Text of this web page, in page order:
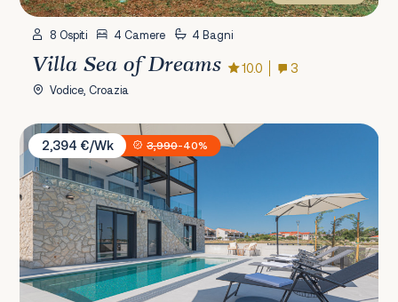
8 Ospiti 4 Camere 4 Bagni
Villa Sea of Dreams 10.0 3
Vodice, Croazia
Villa Serena
2,394 €/Wk
3,990-40%